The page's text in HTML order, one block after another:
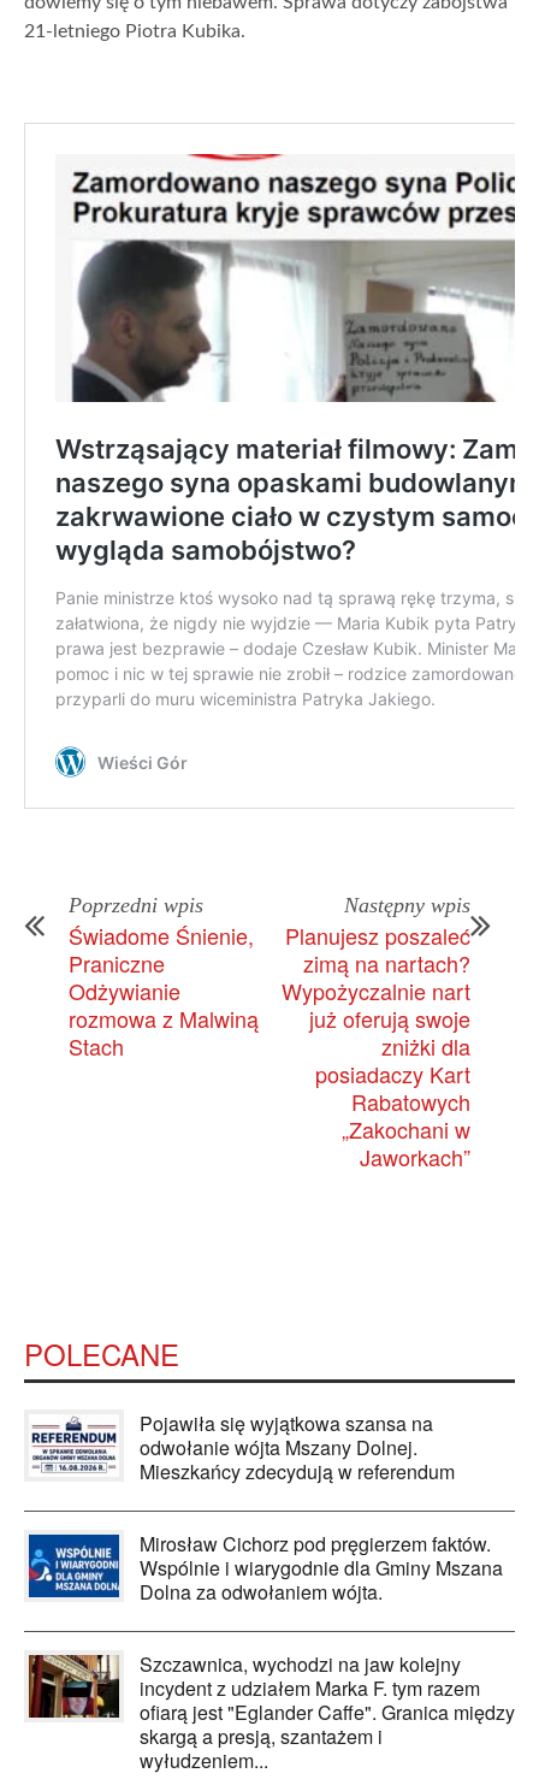
21-letniego Piotra Kubika.
Poprzedni wpis
Świadome Śnienie,
Praniczne
Odżywianie
rozmowa z Malwiną
Stach
Następny wpis
Planujesz poszaleć
zimą na nartach?
Wypożyczalnie nart
już oferują swoje
zniżki dla
posiadaczy Kart
Rabatowych
„Zakochani w
Jaworkach”
POLECANE
Pojawiła się wyjątkowa szansa na
odwołanie wójta Mszany Dolnej.
Mieszkańcy zdecydują w referendum
Mirosław Cichorz pod pręgierzem faktów.
Wspólnie i wiarygodnie dla Gminy Mszana
Dolna za odwołaniem wójta.
Szczawnica, wychodzi na jaw kolejny
incydent z udziałem Marka F. tym razem
ofiarą jest "Eglander Caffe". Granica między
skargą a presją, szantażem i
wyłudzeniem...